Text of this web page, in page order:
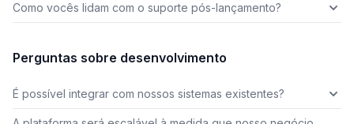
Como vocês lidam com o suporte pós-lançamento?
Perguntas sobre desenvolvimento
É possível integrar com nossos sistemas existentes?